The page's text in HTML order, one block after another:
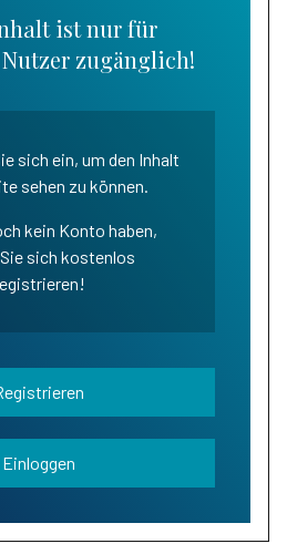
ist nur für
zugänglich!
sich ein, um den Inhalt
sehen zu können.
kein Konto haben,
sich kostenlos
Einloggen